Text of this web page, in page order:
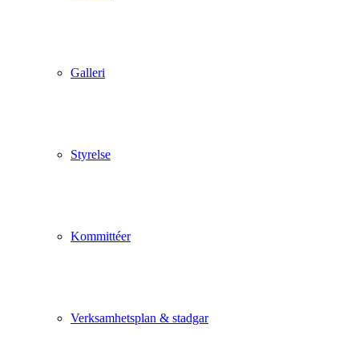
Galleri
Styrelse
Kommittéer
Verksamhetsplan & stadgar